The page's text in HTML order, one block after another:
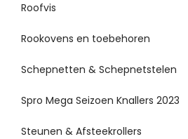
Roofvis
Rookovens en toebehoren
Schepnetten & Schepnetstelen
Spro Mega Seizoen Knallers 2023
Steunen & Afsteekrollers